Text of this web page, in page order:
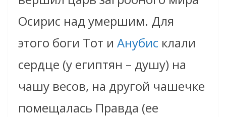
Осирис над умершим. Для
этого боги Тот и Анубис клали
сердце (у египтян – душу) на
чашу весов, на другой чашечке
помещалась Правда (ее